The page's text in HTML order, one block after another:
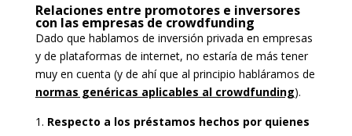
Relaciones entre promotores e inversores
con las empresas de crowdfunding
Dado que hablamos de inversión privada en empresas
y de plataformas de internet, no estaría de más tener
muy en cuenta (y de ahí que al principio habláramos de
normas genéricas aplicables al crowdfunding).
Respecto a los préstamos hechos por quienes